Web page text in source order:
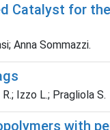
Catalyst for
Anna Sommazzi.
Izzo L.; Pragliola S.
with